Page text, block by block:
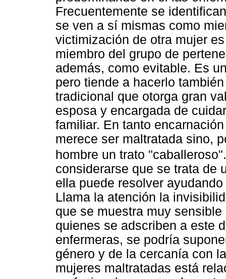
Frecuentemente se
se ven a sí mismas como
victimización de otra mujer
miembro del grupo de
además, como evitable. Es
pero tiende a hacerlo
tradicional que otorga gran
esposa y encargada de
familiar. En tanto
merece ser maltratada sino,
hombre un trato "caballeroso".
considerarse que se trata de
ella puede resolver
Llama la atención la
que se muestra muy
quienes se adscriben a este
enfermeras, se podría
género y de la cercanía con
mujeres maltratadas está